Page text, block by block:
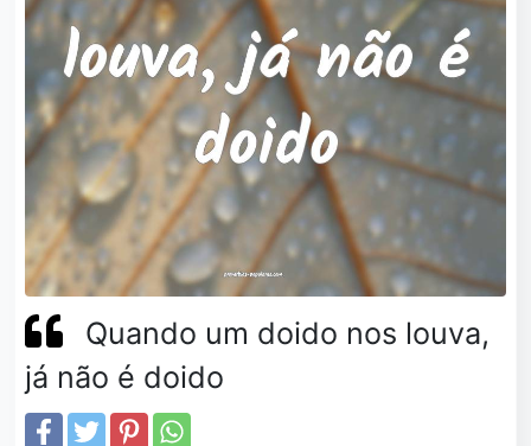
Quando um doido nos louva,
já não é doido